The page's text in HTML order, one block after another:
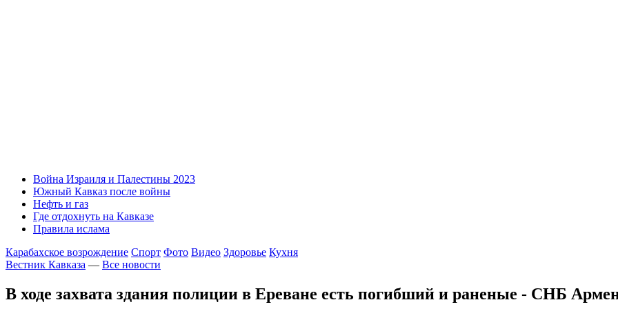
Война Израиля и Палестины 2023
Южный Кавказ после войны
Нефть и газ
Где отдохнуть на Кавказе
Правила ислама
Карабахское возрождение Спорт Фото Видео Здоровье Кухня
Вестник Кавказа — Все новости
В ходе захвата здания полиции в Ереване есть погибший и раненые - СНБ